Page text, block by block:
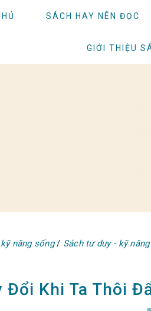
SÁCH HAY NÊN ĐỌC
GIỚI THIỆU
năng sống / Sách tư duy - kỹ
Đổi Khi Ta Thôi